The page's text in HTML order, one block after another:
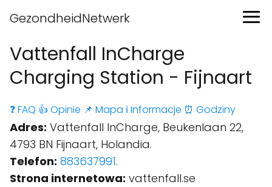
GezondheidNetwerk
Vattenfall InCharge
Charging Station - Fijnaart
❓ FAQ 👍 Opinie 📌 Mapa ℹ️ Informacje ⏰ Godziny
Adres: Vattenfall InCharge, Beukenlaan 22,
4793 BN Fijnaart, Holandia.
Telefon: 883637991.
Strona internetowa: vattenfall.se